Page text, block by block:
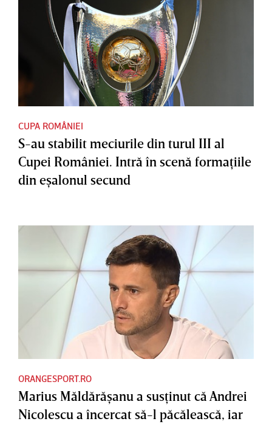
CUPA ROMÂNIEI
S-au stabilit meciurile din turul III al
Cupei României. Intră în scenă formaţiile
din eşalonul secund
ORANGESPORT.RO
Marius Măldărăşanu a susţinut că Andrei
Nicolescu a încercat să-l păcălească, iar